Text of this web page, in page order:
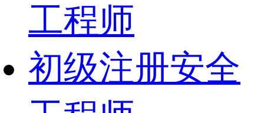
工程师
初级注册安全